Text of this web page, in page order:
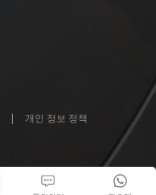
개인 정보 정책